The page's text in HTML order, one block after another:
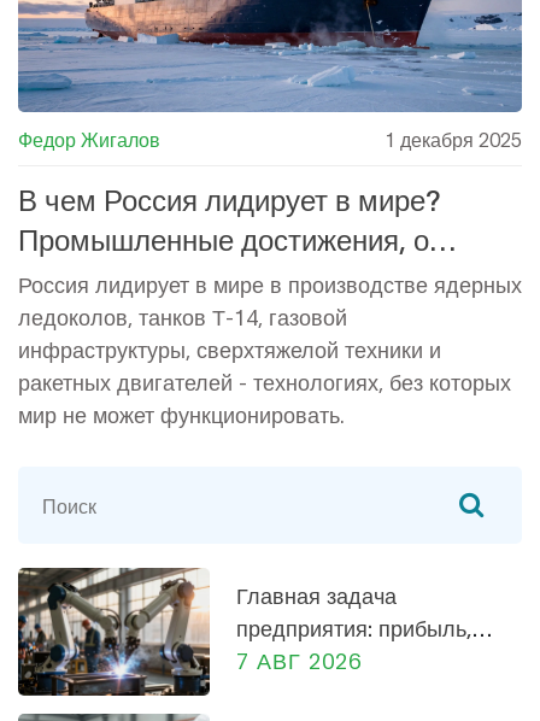
Федор Жигалов 1 декабря 2025
В чем Россия лидирует в мире?
Промышленные достижения, о
которых молчат
Россия лидирует в мире в производстве ядерных
ледоколов, танков Т-14, газовой
инфраструктуры, сверхтяжелой техники и
ракетных двигателей - технологиях, без которых
мир не может функционировать.
Главная задача
предприятия: прибыль,
социальная роль и
7 АВГ 2026